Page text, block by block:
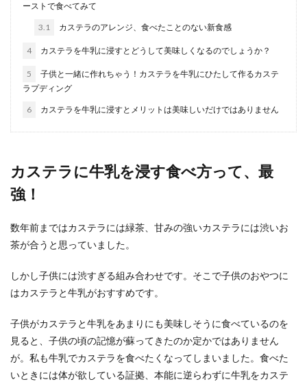
ってもおいしく作れます
塩唐揚げを作る時はもも肉を使った方がおいしい
ことはわかっていても、値段を見るとむね肉でも
ホットケーキミックスと水でマグカッ
プケーキが簡単に作れる
きにはホットケーキミックスさえあれば簡単に朝
食やおやつを...
ーストで食べてみて
3.1 カステラのアレンジ、食べたことのない新食感
4 カステラを牛乳に浸すとどうして美味しくなるのでしょうか？
5
子供と一緒に作れちゃう！カステラを牛乳にひたして作るカステ
ラプディング
6 カステラを牛乳に浸すとメリットは美味しいだけではありません
カステラに牛乳を浸す食べ方って、最
強！
数年前まではカステラには緑茶、甘みの強いカステラには渋いお
茶が合うと思っていました。
しかし子供には渋すぎる組み合わせです。そこで子供のおやつに
はカステラと牛乳がおすすめです。
子供がカステラと牛乳をあまりにも美味しそうに食べているのを
見ると、子供の頃の記憶が蘇ってきたのか定かではありません
が。私も牛乳でカステラを食べたくなってしまいました。食べた
いときには体が欲している証拠、本能に逆らわずに牛乳をカステ